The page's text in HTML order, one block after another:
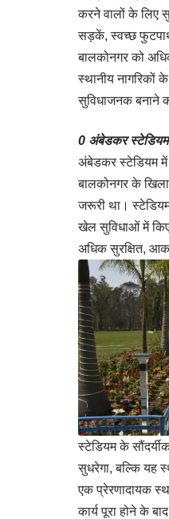
करने वालों के लिए
सड़कें, स्वच्छ फुटपाथ
बालकोनगर को
स्थानीय नागरिकों
सुविधाजनक बनाने
0 अंबेडकर स्टेडियम
अंबेडकर स्टेडियम में
बालकोनगर के
जरूरी था।
खेल सुविधाओं में
अधिक सुरक्षित,
स्टेडियम के
सुधरेगा, बल्कि यह
एक प्रेरणादायक
कार्य पूरा होने के